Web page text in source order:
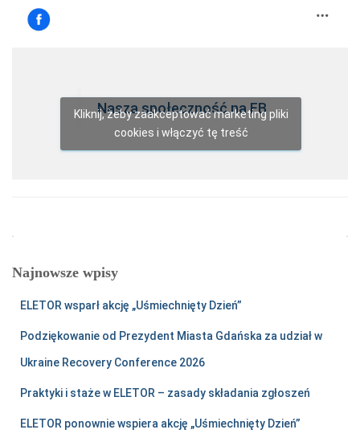
Nasza społeczność na FB
Kliknij, żeby zaakceptować marketing pliki
cookies i włączyć tę treść
Najnowsze wpisy
ELETOR wsparł akcję „Uśmiechnięty Dzień”
Podziękowanie od Prezydent Miasta Gdańska za udział w
Ukraine Recovery Conference 2026
Praktyki i staże w ELETOR – zasady składania zgłoszeń
ELETOR ponownie wspiera akcję „Uśmiechnięty Dzień”